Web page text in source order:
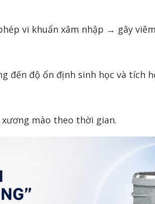
vi khuẩn xâm nhập → gây
đến độ ổn định sinh học và tích
mào theo thời gian.